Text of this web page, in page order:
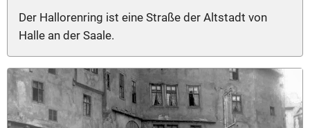
Der Hallorenring ist eine Straße der Altstadt von
Halle an der Saale.